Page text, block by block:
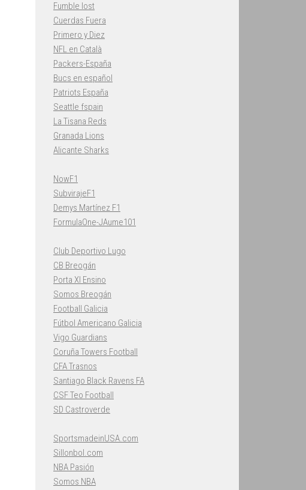
Fumble lost
Cuerdas Fuera
Primero y Diez
NFL en Català
Packers-España
Bucs en español
Patriots España
Seattle fspain
La Tisana Reds
Granada Lions
Alicante Sharks
NowF1
SubvirajeF1
Demys Martínez F1
FormulaOne-JAume101
Club Deportivo Lugo
CB Breogán
Porta XI Ensino
Somos Breogán
Football Galicia
Fútbol Americano Galicia
Vigo Guardians
Coruña Towers Football
CFA Trasnos
Santiago Black Ravens FA
CSF Teo Football
SD Castroverde
SportsmadeinUSA.com
Sillonbol.com
NBA Pasión
Somos NBA